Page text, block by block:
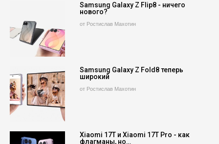
Samsung Galaxy Z Flip8 - ничего
нового?
от Ростислав Махотин
Samsung Galaxy Z Fold8 теперь
широкий
от Ростислав Махотин
Xiaomi 17T и Xiaomi 17T Pro - как
флагманы, но…